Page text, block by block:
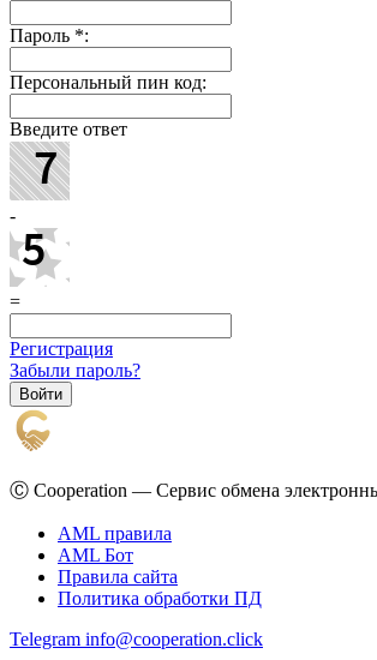
Пароль *:
Персональный пин код:
Введите ответ
-
=
Регистрация
Забыли пароль?
Ⓒ Cooperation — Сервис обмена
AML правила
AML Бот
Правила сайта
Политика обработки ПД
Telegram info@cooperation.click